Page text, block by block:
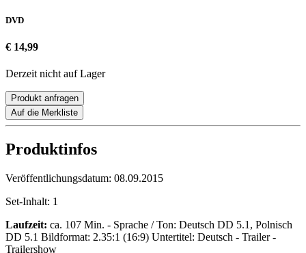
DVD
€ 14,99
Derzeit nicht auf Lager
Produkt anfragen
Auf die Merkliste
Produktinfos
Veröffentlichungsdatum: 08.09.2015
Set-Inhalt: 1
Laufzeit: ca. 107 Min. - Sprache / Ton: Deutsch DD 5.1, Polnisch
DD 5.1 Bildformat: 2.35:1 (16:9) Untertitel: Deutsch - Trailer -
Trailershow